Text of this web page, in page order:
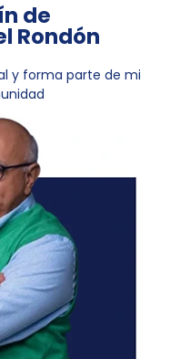
de
Rondón
y forma parte de mi